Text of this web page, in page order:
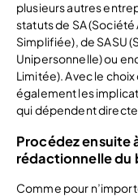
plusieurs autres
statuts de SA
Simplifiée), de SASU
Unipersonnelle) ou
Limitée). Avec le
également les
qui dépendent
Procédez ensuite
rédactionnelle du
Comme pour